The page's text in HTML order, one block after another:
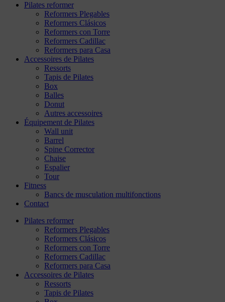
Pilates reformer
Reformers Plegables
Reformers Clásicos
Reformers con Torre
Reformers Cadillac
Reformers para Casa
Accessoires de Pilates
Ressorts
Tapis de Pilates
Box
Balles
Donut
Autres accessoires
Équipement de Pilates
Wall unit
Barrel
Spine Corrector
Chaise
Espalier
Tour
Fitness
Bancs de musculation multifonctions
Contact
Pilates reformer
Reformers Plegables
Reformers Clásicos
Reformers con Torre
Reformers Cadillac
Reformers para Casa
Accessoires de Pilates
Ressorts
Tapis de Pilates